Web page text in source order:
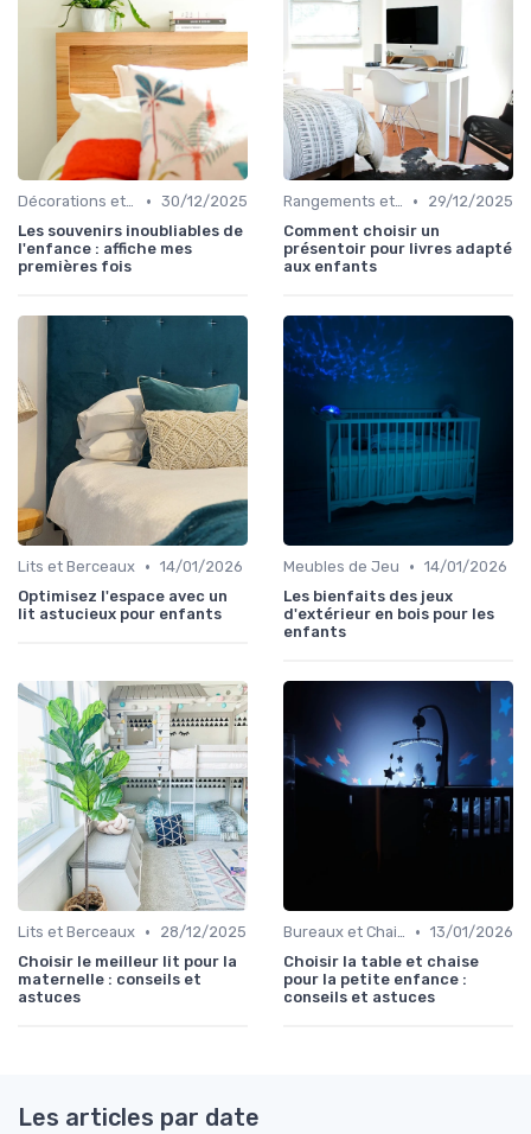
Décorations et Accessoires de Chambre • 30/12/2025
Les souvenirs inoubliables de
l'enfance : affiche mes
premières fois
Rangements et Étagères •
29/12/2025
Comment choisir un
présentoir pour livres adapté
aux enfants
Lits et Berceaux • 14/01/2026
Optimisez l'espace avec un
lit astucieux pour enfants
Meubles de Jeu • 14/01/2026
Les bienfaits des jeux
d'extérieur en bois pour les
enfants
Lits et Berceaux •
28/12/2025
Choisir le meilleur lit pour la
maternelle : conseils et
astuces
Bureaux et Chaises pour Enfants • 13/01/2026
Choisir la table et chaise
pour la petite enfance :
conseils et astuces
Les articles par date